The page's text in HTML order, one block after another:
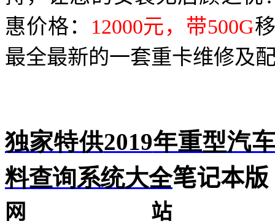
惠价格： 12000元，带500G
最全最新的一套重卡维修及
独家特供2019年重型汽
料查询系统大全笔记本版
网